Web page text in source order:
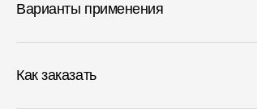
Варианты применения
Как заказать